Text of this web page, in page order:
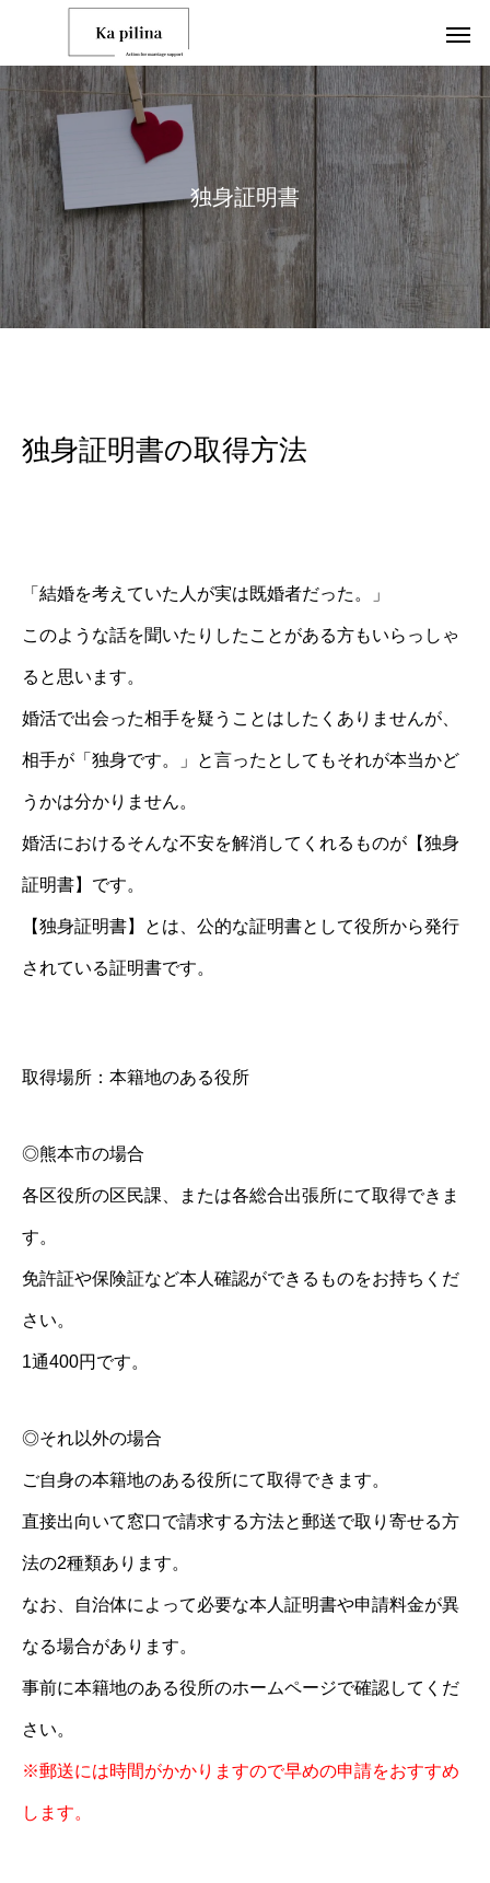
独身証明書
独身証明書の取得方法
「結婚を考えていた人が実は既婚者だった。」
このような話を聞いたりしたことがある方もいらっしゃ
ると思います。
婚活で出会った相手を疑うことはしたくありませんが、
相手が「独身です。」と言ったとしてもそれが本当かど
うかは分かりません。
婚活におけるそんな不安を解消してくれるものが【独身
証明書】です。
【独身証明書】とは、公的な証明書として役所から発行
されている証明書です。
取得場所：本籍地のある役所
◎熊本市の場合
各区役所の区民課、または各総合出張所にて取得できま
す。
免許証や保険証など本人確認ができるものをお持ちくだ
さい。
1通400円です。
◎それ以外の場合
ご自身の本籍地のある役所にて取得できます。
直接出向いて窓口で請求する方法と郵送で取り寄せる方
法の2種類あります。
なお、自治体によって必要な本人証明書や申請料金が異
なる場合があります。
事前に本籍地のある役所のホームページで確認してくだ
さい。
※郵送には時間がかかりますので早めの申請をおすすめ
します。